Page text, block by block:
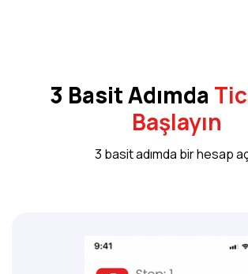
3 Basit Adımda
Başlayın
3 basit adımda bir hesap